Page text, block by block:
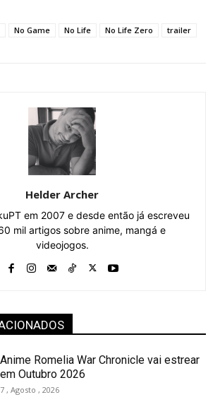
No Game No Life No Life Zero
trailer
Helder Archer
em 2007 e desde então já escreveu
mil artigos sobre anime, mangá e
videojogos.
Anime Romelia War Chronicle vai estrear
em Outubro 2026
7 , Agosto , 2026